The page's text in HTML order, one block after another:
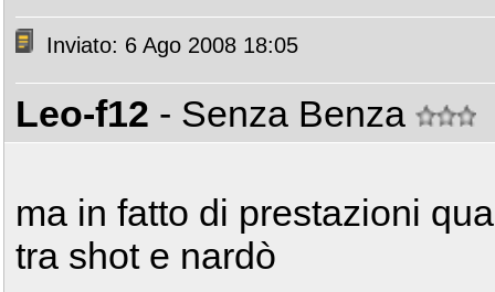
Inviato: 6 Ago 2008 18:05
Leo-f12 - Senza Benza
ma in fatto di prestazioni
tra shot e nardò